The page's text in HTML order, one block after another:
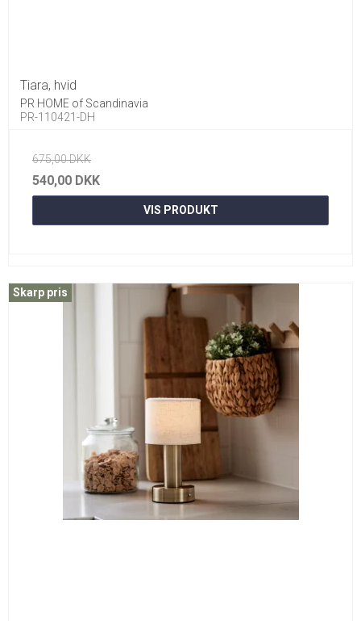
Tiara, hvid
PR HOME of Scandinavia
PR-110421-DH
675,00 DKK
540,00 DKK
VIS PRODUKT
Skarp pris